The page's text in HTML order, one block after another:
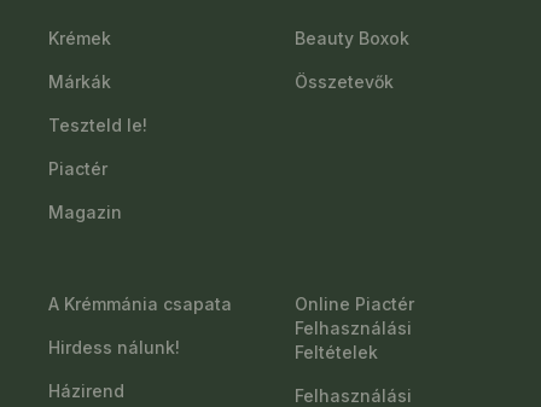
Krémek
Márkák
Teszteld le!
Piactér
Magazin
Beauty Boxok
Összetevők
A Krémmánia csapata
Hirdess nálunk!
Házirend
Online Piactér
Felhasználási
Feltételek
Felhasználási